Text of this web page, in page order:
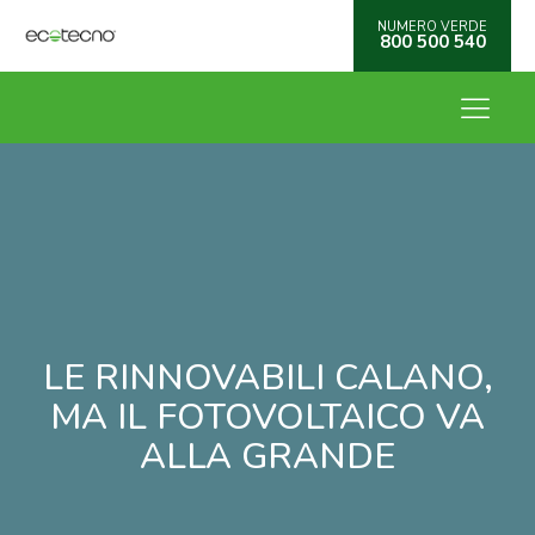
NUMERO VERDE
800 500 540
LE RINNOVABILI CALANO,
MA IL FOTOVOLTAICO VA
ALLA GRANDE